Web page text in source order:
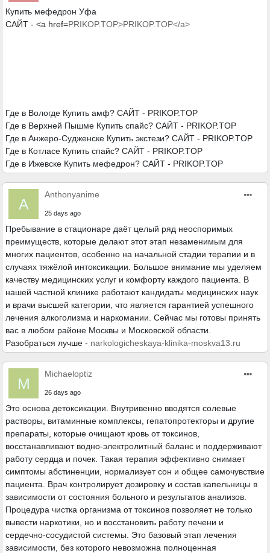
Купить мефедрон Уфа
САЙТ - <a href=PRIKOP.TOP>PRIKOP.TOP</a>
Где в Вологде Купить амф? САЙТ - PRIKOP.TOP
Где в Верхней Пышме Купить спайс? САЙТ - PRIKOP.TOP
Где в Анжеро-Судженске Купить экстези? САЙТ - PRIKOP.TOP
Где в Котласе Купить спайс? САЙТ - PRIKOP.TOP
Где в Ижевске Купить мефедрон? САЙТ - PRIKOP.TOP
A
Anthonyanime
25 days ago
Пребывание в стационаре даёт целый ряд неоспоримых
преимуществ, которые делают этот этап незаменимым для
многих пациентов, особенно на начальной стадии терапии и в
случаях тяжёлой интоксикации. Большое внимание мы уделяем
качеству медицинских услуг и комфорту каждого пациента. В
нашей частной клинике работают кандидаты медицинских наук
и врачи высшей категории, что является гарантией успешного
лечения алкоголизма и наркомании. Сейчас мы готовы принять
вас в любом районе Москвы и Московской области.
Разобраться лучше - narkologicheskaya-klinika-moskva13.ru
M
Michaeloptiz
26 days ago
Это основа детоксикации. Внутривенно вводятся солевые
растворы, витаминные комплексы, гепатопротекторы и другие
препараты, которые очищают кровь от токсинов,
восстанавливают водно-электролитный баланс и поддерживают
работу сердца и почек. Такая терапия эффективно снимает
симптомы абстиненции, нормализует сон и общее самочувствие
пациента. Врач контролирует дозировку и состав капельницы в
зависимости от состояния больного и результатов анализов.
Процедура чистка организма от токсинов позволяет не только
вывести наркотики, но и восстановить работу печени и
сердечно-сосудистой системы. Это базовый этап лечения
зависимости, без которого невозможна полноценная